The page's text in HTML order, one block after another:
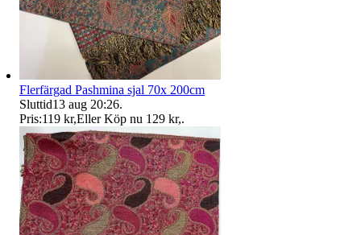
Flerfärgad Pashmina sjal 70x 200cm
Sluttid13 aug 20:26.
Pris:119 kr,Eller Köp nu 129 kr,.